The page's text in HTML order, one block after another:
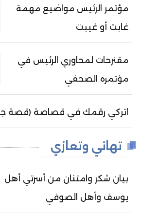
مؤتمر الرئيس مواضيع مهمة
غابت أو غيبت
مقنرحات لمحاوري الرئيس في
مؤتمره الصحفي
اتركي رقمك في قصاصة (قصة
تهاني وتعازي
بيان شكر وامتنان من أسرتي أهل
يوسف وأهل الصوفي